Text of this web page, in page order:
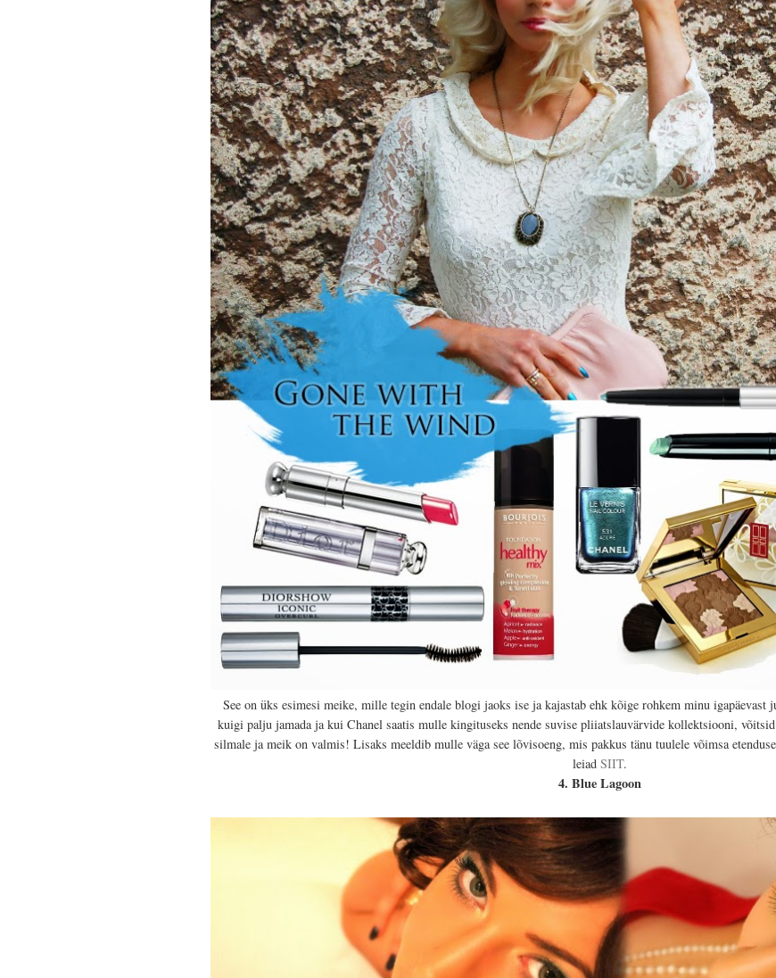
See on üks esimesi meike, mille tegin endale blogi jaoks ise ja kajastab ehk kõige rohkem minu
kuigi palju jamada ja kui Chanel saatis mulle kingituseks nende suvise pliiatslauvärvide kollektsiooni,
silmale ja meik on valmis! Lisaks meeldib mulle väga see lõvisoeng, mis pakkus tänu tuulele võimsa
leiad SIIT.
4. Blue Lagoon